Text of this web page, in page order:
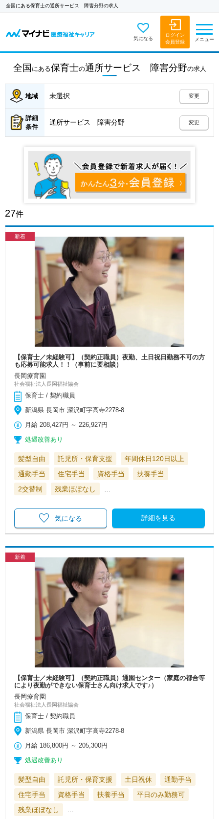
全国にある保育士の通所サービス 障害分野の求人
気になる
ログイン
会員登録
メニュー
全国 にある保育士の通所サービス 障害分野の求人
地域 未選択 変更
詳細
条件
通所サービス 障害分野 変更
27件
新着
【保育士／未経験可】（契約正職員）夜勤、土日祝日勤務不可の方
も応募可能求人！！（事前に要相談）
長岡療育園
社会福祉法人長岡福祉協会
保育士 / 契約職員
新潟県 長岡市 深沢町字高寺2278-8
月給 208,427円 ～ 226,927円
処遇改善あり
髪型自由 託児所・保育支援
年間休日120日以上
通勤手当
住宅手当 資格手当
扶養手当
2交替制
残業ほぼなし
詳細を見る
気になる
新着
【保育士／未経験可】（契約正職員）通園センター（家庭の都合等
により夜勤ができない保育士さん向け求人です♪）
長岡療育園
社会福祉法人長岡福祉協会
保育士 / 契約職員
新潟県 長岡市 深沢町字高寺2278-8
月給 186,800円 ～ 205,300円
処遇改善あり
髪型自由 託児所・保育支援 土日祝休
通勤手当
住宅手当
資格手当 扶養手当
平日のみ勤務可
残業ほぼなし